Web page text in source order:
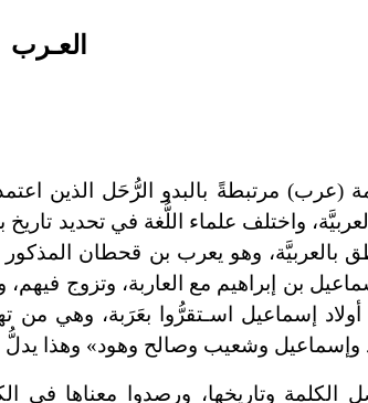
العـرب
(عرب) مرتبطةً بالبدو الرُّحَل الذين
واختلف علماء اللُّغة في تحديد
بالعربيَّة، وهو يعرب بن قحطان المذكور
بن إبراهيم مع العاربة، وتزوج
إسماعيل اسـتقرُّوا بعَرَبة، وهي من
وإسماعيل وشعيب وصالح وهود» وهذا
الكلمة وتاريخها، ورصدوا معناها في